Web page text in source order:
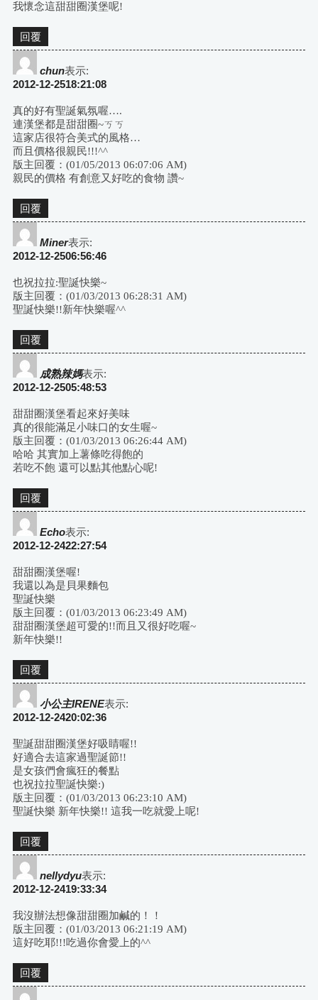
我懷念這甜甜圈漢堡呢!
回覆
chun表示:
2012-12-2518:21:08
真的好有聖誕氣氛喔….
連漢堡都是甜甜圈~ㄎㄎ
這家店很符合美式的風格…
而且價格很親民!!!^^
版主回覆：(01/05/2013 06:07:06 AM)
親民的價格 有創意又好吃的食物 讚~
回覆
Miner表示:
2012-12-2506:56:46
也祝拉拉:聖誕快樂~
版主回覆：(01/03/2013 06:28:31 AM)
聖誕快樂!!新年快樂喔^^
回覆
成熟辣媽表示:
2012-12-2505:48:53
甜甜圈漢堡看起來好美味
真的很能滿足小味口的女生喔~
版主回覆：(01/03/2013 06:26:44 AM)
哈哈 其實加上薯條吃得飽的
若吃不飽 還可以點其他點心呢!
回覆
Echo表示:
2012-12-2422:27:54
甜甜圈漢堡喔!
我還以為是貝果麵包
聖誕快樂
版主回覆：(01/03/2013 06:23:49 AM)
甜甜圈漢堡超可愛的!!而且又很好吃喔~
新年快樂!!
回覆
小公主IRENE表示:
2012-12-2420:02:36
聖誕甜甜圈漢堡好吸睛喔!!
好適合去這家過聖誕節!!
是女孩們會瘋狂的餐點
也祝拉拉聖誕快樂:)
版主回覆：(01/03/2013 06:23:10 AM)
聖誕快樂 新年快樂!! 這我一吃就愛上呢!
回覆
nellydyu表示:
2012-12-2419:33:34
我沒辦法想像甜甜圈加鹹的！！
版主回覆：(01/03/2013 06:21:19 AM)
這好吃耶!!!吃過你會愛上的^^
回覆